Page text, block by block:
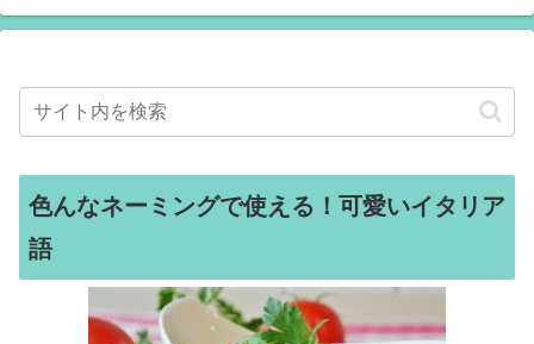
色んなネーミングで使える！可愛いイタリア
語